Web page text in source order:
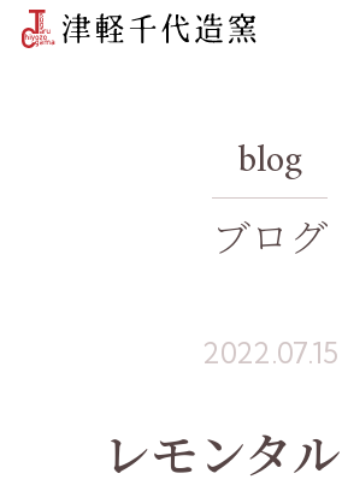
blog
ブログ
2022.07.15
レモンタ